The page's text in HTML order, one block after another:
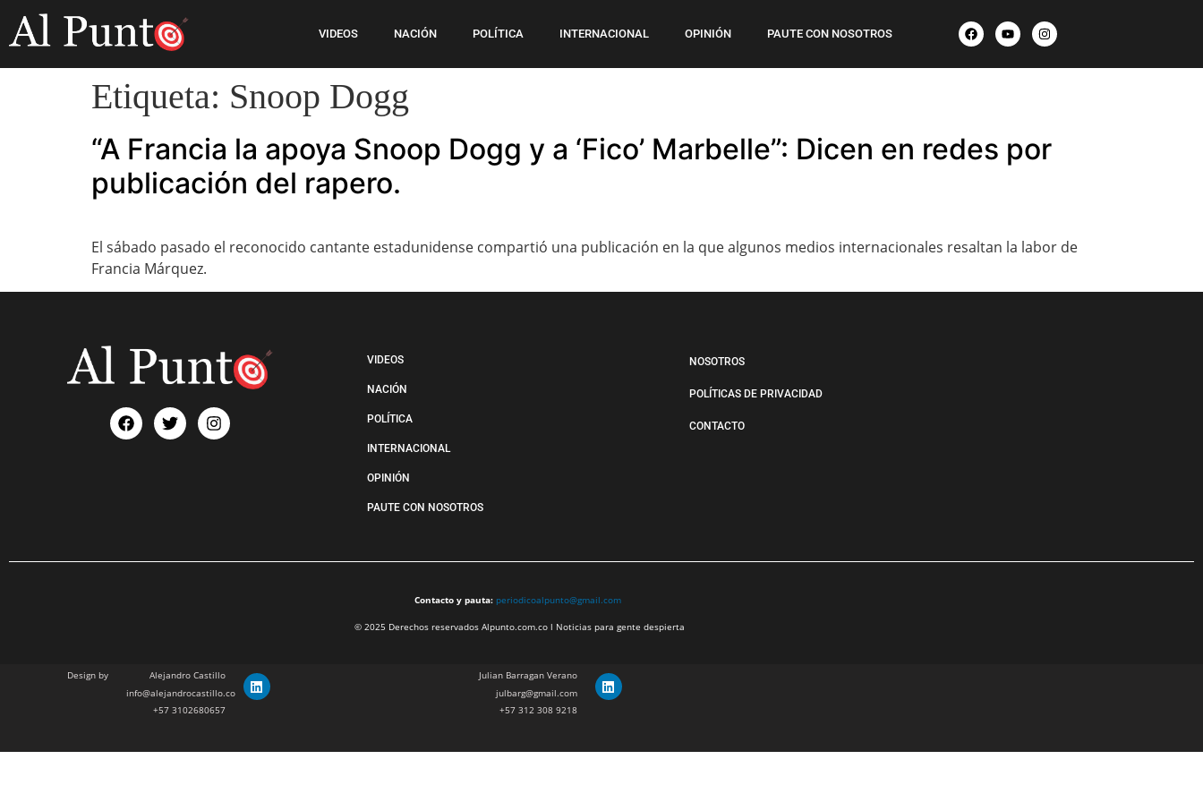
VIDEOS NACIÓN POLÍTICA INTERNACIONAL OPINIÓN PAUTE CON NOSOTROS
Etiqueta: Snoop Dogg
“A Francia la apoya Snoop Dogg y a ‘Fico’ Marbelle”: Dicen en redes por
publicación del rapero.
El sábado pasado el reconocido cantante estadunidense compartió una publicación en la que algunos medios internacionales resaltan la labor de
Francia Márquez.
VIDEOS
NACIÓN
POLÍTICA
INTERNACIONAL
OPINIÓN
PAUTE CON NOSOTROS
NOSOTROS
POLÍTICAS DE PRIVACIDAD
CONTACTO
Contacto y pauta: periodicoalpunto@gmail.com
© 2025 Derechos reservados Alpunto.com.co l Noticias para gente despierta
Design by
Alejandro Castillo
info@alejandrocastillo.co
+57 3102680657
Julian Barragan Verano
julbarg@gmail.com
+57 312 308 9218